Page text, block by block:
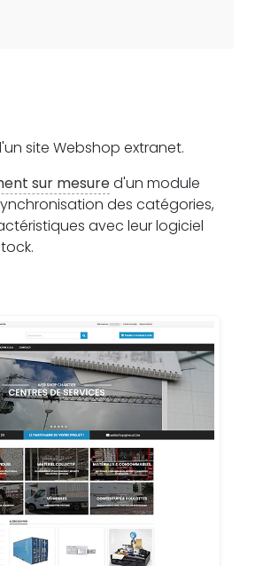
site Webshop extranet.
sur mesured'un module
des catégories,
avec leur logiciel